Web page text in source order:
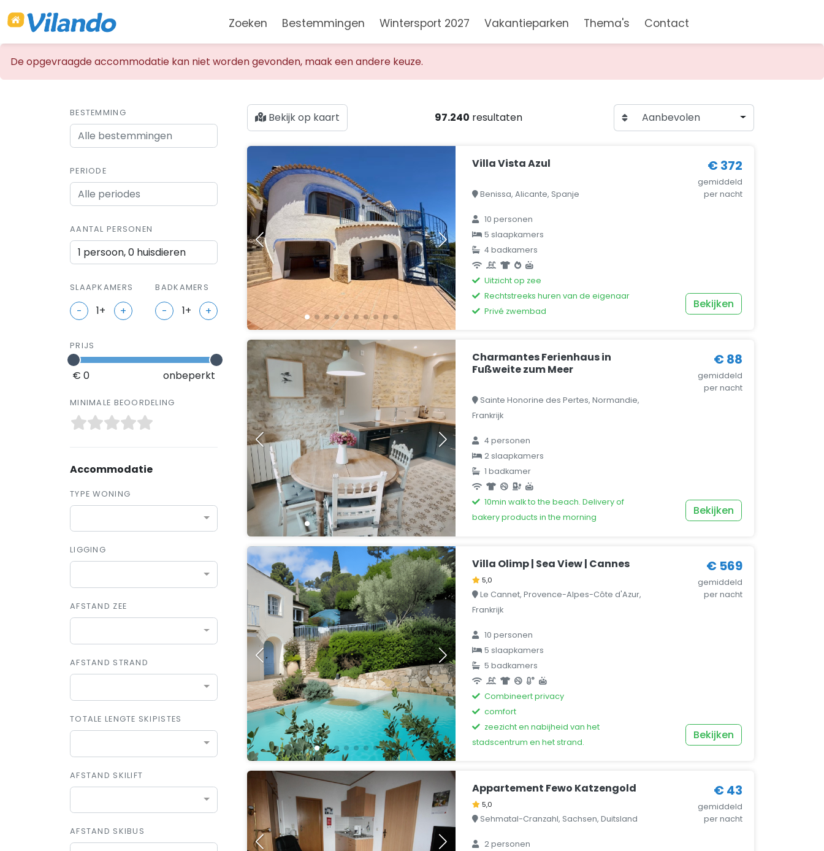
De opgevraagde accommodatie kan niet worden gevonden, maak een andere keuze.
Zoeken Bestemmingen Wintersport 2027 Vakantieparken Thema's Contact
BESTEMMING
PERIODE
AANTAL PERSONEN
1 persoon, 0 huisdieren
SLAAPKAMERS
- +
BADKAMERS
- +
PRIJS
€ 0 onbeperkt
MINIMALE BEOORDELING
Accommodatie
TYPE WONING
LIGGING
AFSTAND ZEE
AFSTAND STRAND
TOTALE LENGTE SKIPISTES
AFSTAND SKILIFT
AFSTAND SKIBUS
Bekijk op kaart 97.240 resultaten Aanbevolen
Villa Vista Azul
Benissa, Alicante, Spanje
10 personen
5 slaapkamers
4 badkamers
Uitzicht op zee
Rechtstreeks huren van de eigenaar
Privé zwembad
€ 372
gemiddeld
per nacht
Bekijken
Charmantes Ferienhaus in
Fußweite zum Meer
Sainte Honorine des Pertes, Normandie,
Frankrijk
4 personen
2 slaapkamers
1 badkamer
10min walk to the beach. Delivery of
bakery products in the morning
€ 88
gemiddeld
per nacht
Bekijken
Villa Olimp | Sea View | Cannes
5,0
Le Cannet, Provence-Alpes-Côte d'Azur,
Frankrijk
10 personen
5 slaapkamers
5 badkamers
Combineert privacy
comfort
zeezicht en nabijheid van het
stadscentrum en het strand.
€ 569
gemiddeld
per nacht
Bekijken
Appartement Fewo Katzengold
5,0
Sehmatal-Cranzahl, Sachsen, Duitsland
2 personen
€ 43
gemiddeld
per nacht